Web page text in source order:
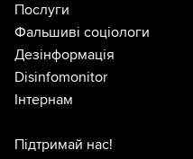
Послуги
Фальшиві соціологи
Дезінформація
Disinfomonitor
Інтернам
Підтримай нас!